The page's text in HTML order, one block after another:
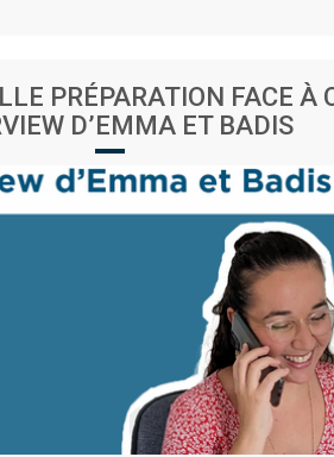
PRÉPARATION FACE À
D’EMMA ET BADIS